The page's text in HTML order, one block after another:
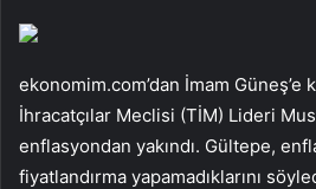
ekonomim.com’dan İmam Güneş’e
İhracatçılar Meclisi (TİM) Lideri
enflasyondan yakındı. Gültepe,
fiyatlandırma yapamadıklarını